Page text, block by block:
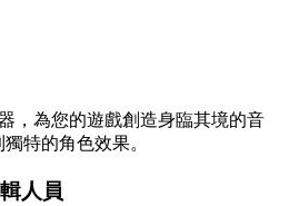
，為您的遊戲創造身臨其境的音
特的角色效果。
人員